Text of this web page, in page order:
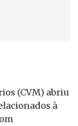
(CVM) abriu
à